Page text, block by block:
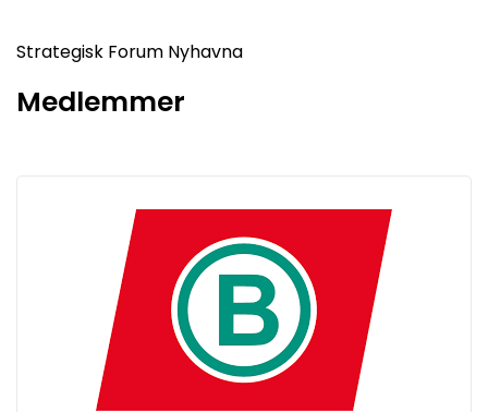
Strategisk Forum Nyhavna
Medlemmer